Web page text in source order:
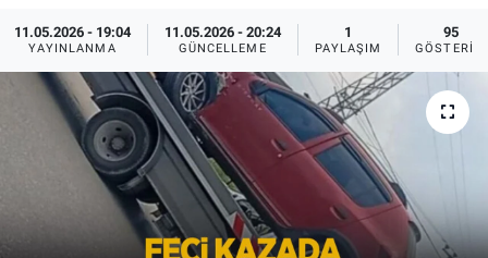
11.05.2026 - 19:04
YAYINLANMA
11.05.2026 - 20:24
GÜNCELLEME
1
PAYLAŞIM
95
GÖSTERIM